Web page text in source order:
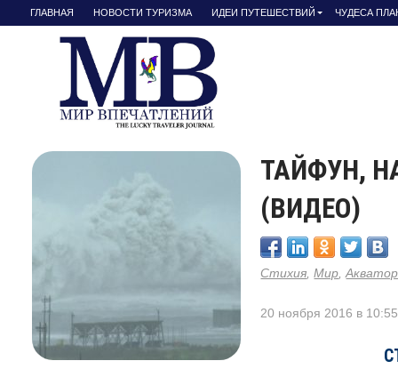
ГЛАВНАЯ НОВОСТИ ТУРИЗМА ИДЕИ ПУТЕШЕСТВИЙ ЧУДЕСА
ТАЙФУН,
(ВИДЕО)
Стихия ,Мир ,
20 ноября 2016 в